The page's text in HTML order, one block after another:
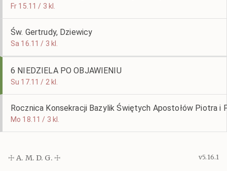
Fr 15.11 / 3 kl.
Św. Gertrudy, Dziewicy
Sa 16.11 / 3 kl.
6 NIEDZIELA PO OBJAWIENIU
Su 17.11 / 2 kl.
Rocznica Konsekracji Bazylik Świętych Apostołów Piotra i
Mo 18.11 / 3 kl.
☩ A. M. D. G. ☩ v5.16.1